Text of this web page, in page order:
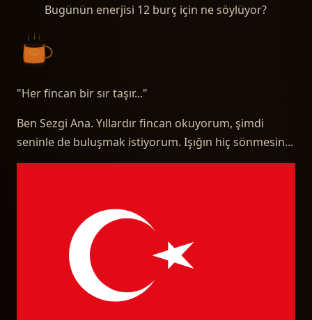
Bugünün enerjisi 12 burç için ne söylüyor?
"Her fincan bir sır taşır..."
Ben Sezgi Ana. Yıllardır fincan okuyorum, şimdi
seninle de buluşmak istiyorum. Işığın hiç sönmesin...